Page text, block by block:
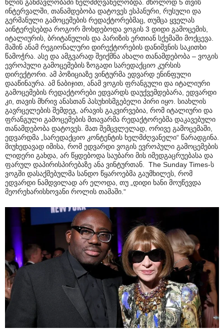
წლის განმავლობაში ხელმძღვანელობდა. მხოლოდ 5 თვის
ინტერვალში, თანამდებობა დატოვეს ესპანური, რუსული და
გერმანული გამოცემების რედაქტორებმაც, თუმცა ყველას
აინტერესებდა როგორ მოხდებოდა ვოგის 3 დიდი გამოცემის,
იტალიურის, ბრიტანულის და პარიზის ერთიან სქემაში მოქცევა.
მაშინ ანამ რეგიონალური დირექტორების დანიშვნის საკითხი
წამოჭრა. ასე და ამგვარად შეიქმნა ახალი თანამდებობა – ვოგის
ევროპული გამოცემების ზოგადი სარედაქციო კურსის
დირექტორი. ამ პოზიციაზე ვინტურმა ედვარდ ენინფული
დააწინაურა. ამ ნაბიჯით, ანამ ვოგის ფრანგული და იტალიური
გამოცემების რედაქტორები ედვარდს დაუქვემდებარა, ედვარდი
კი, თავის მხრივ ანასთან პასუხისმგებელი პირი იყო. სიახლის
გავრცელების შემდეგ, არავის გაკვირვებია, რომ იტალიური და
ფრანგული გამოცემების მთავარმა რედაქტორებმა დაკავებული
თანამდებობა დატოვეს. მათ შემცვლელად, ორივე გამოცემაში,
ედვარდმა „სარედაქციო კონტენტის ხელმძღვანელი“ წარადგინა.
მიუხედავად იმისა, რომ ედვარდი ვოგის ევროპული გამოცემების
ლიდერი გახდა, არ წყდებოდა საუბარი მის იმედგაცრუებასა და
ფარულ დაპირისპირებაზე ანა ვინტურთან. The Sunday Times-ს
ვოგში დასაქმებულმა სანდო წყაროებმა გაუმხილეს, რომ
ედვარდი ნამდვილად არ ელოდა, თუ „დიდი ხანი მოუწევდა
მეორეხარისხოვანი როლის თამაში.“